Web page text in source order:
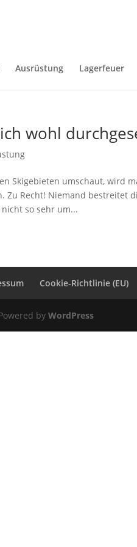
Ausrüstung Lagerfeuer
wohl
Skigebieten umschaut, wird
Zu Recht! Niemand bestreitet
so sehr um...
Cookie-Richtlinie (EU)
byWordPress